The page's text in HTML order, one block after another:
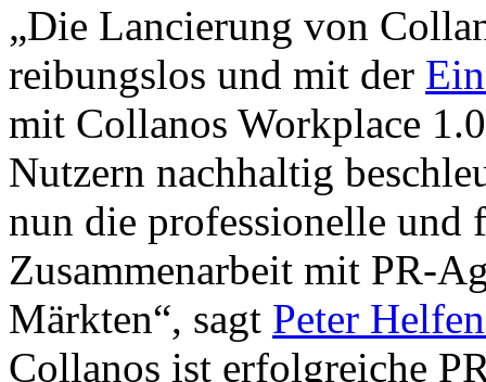
„Die Lancierung von
reibungslos und mit der
mit Collanos Workplace
Nutzern nachhaltig
nun die professionelle und
Zusammenarbeit mit PR-
Märkten“, sagt Peter
Collanos ist erfolgreiche